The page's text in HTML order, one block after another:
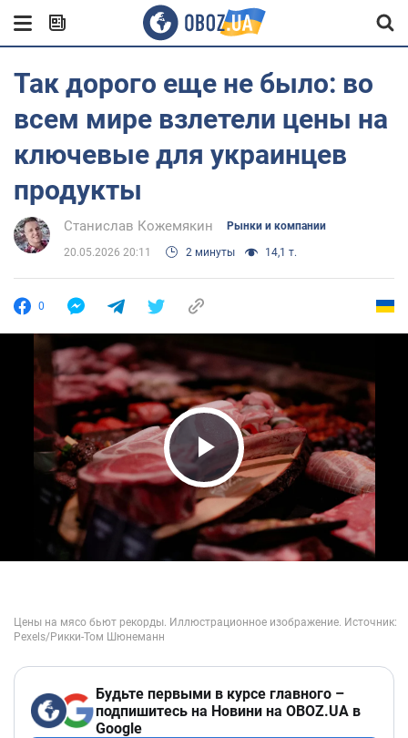
Так дорого еще не было: во
всем мире взлетели цены на
ключевые для украинцев
продукты
Станислав Кожемякин Рынки и компании
20.05.2026 20:11 2 минуты 14,1 т.
0
Play Video
Будьте первыми в курсе главного –
подпишитесь на Новини на OBOZ.UA в
Google